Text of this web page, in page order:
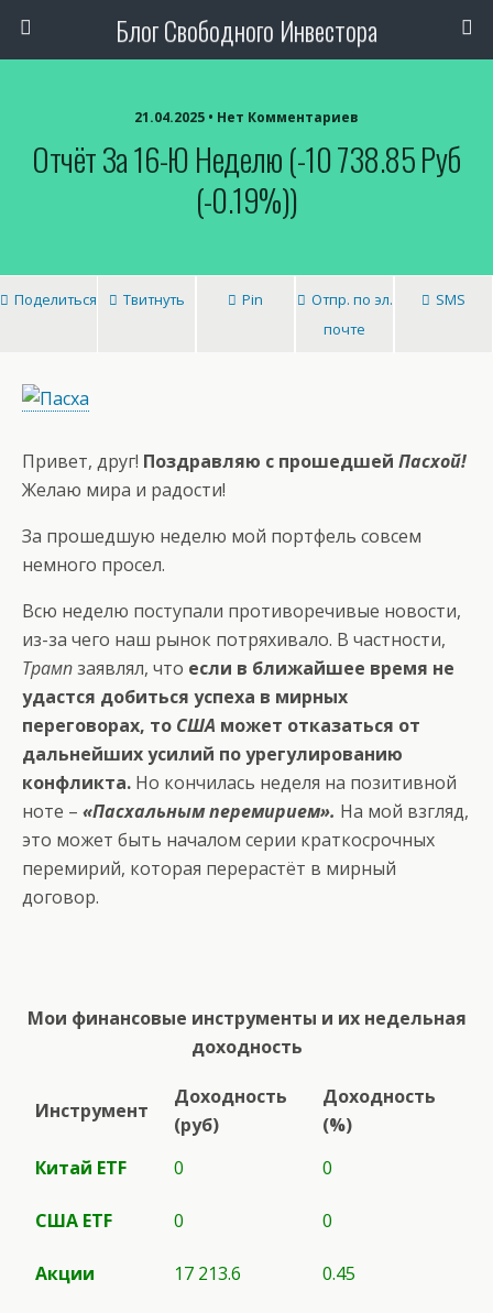
Блог Свободного Инвестора
21.04.2025 • Нет Комментариев
Отчёт За 16-Ю Неделю (-10 738.85 Руб
(-0.19%))
Поделиться Твитнуть Pin
Отпр. по эл.
почте
SMS
Привет, друг! Поздравляю с прошедшей Пасхой!
Желаю мира и радости!
За прошедшую неделю мой портфель совсем
немного просел.
Всю неделю поступали противоречивые новости,
из-за чего наш рынок потряхивало. В частности,
Трампзаявлял, что если в ближайшее время не
удастся добиться успеха в мирных
переговорах, то США может отказаться от
дальнейших усилий по урегулированию
конфликта. Но кончилась неделя на позитивной
ноте – «Пасхальным перемирием». На мой взгляд,
это может быть началом серии краткосрочных
перемирий, которая перерастёт в мирный
договор.
Мои финансовые инструменты и их недельная
доходность
Инструмент
Доходность
(руб)
Доходность
(%)
Китай ETF
0 0
США ETF 0 0
Акции 17 213.6 0.45